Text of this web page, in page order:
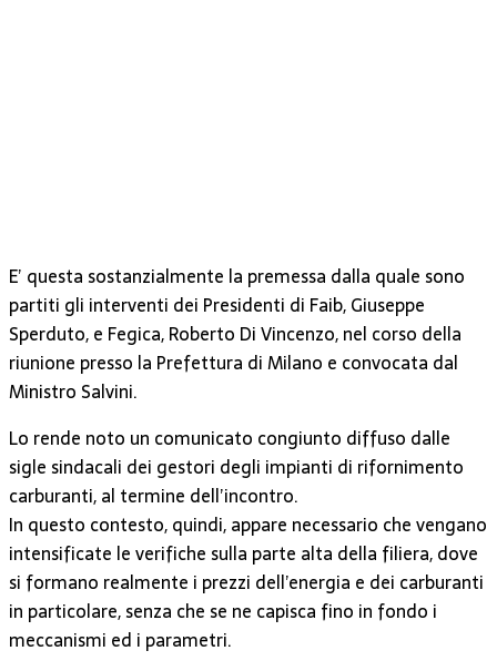
E’ questa sostanzialmente la premessa dalla quale sono
partiti gli interventi dei Presidenti di Faib, Giuseppe
Sperduto, e Fegica, Roberto Di Vincenzo, nel corso della
riunione presso la Prefettura di Milano e convocata dal
Ministro Salvini.
Lo rende noto un comunicato congiunto diffuso dalle
sigle sindacali dei gestori degli impianti di rifornimento
carburanti, al termine dell’incontro.
In questo contesto, quindi, appare necessario che vengano
intensificate le verifiche sulla parte alta della filiera, dove
si formano realmente i prezzi dell’energia e dei carburanti
in particolare, senza che se ne capisca fino in fondo i
meccanismi ed i parametri.